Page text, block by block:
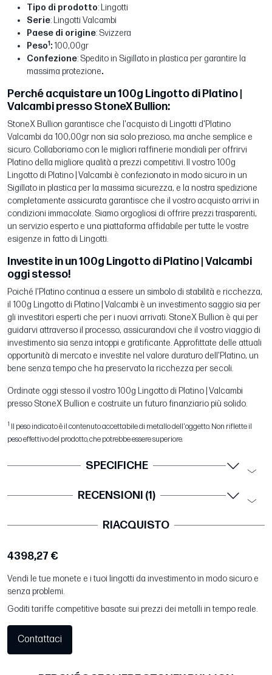
Tipo di prodotto: Lingotti
Serie: Lingotti Valcambi
Paese di origine: Svizzera
Peso1: 100,00gr
Confezione: Spedito in Sigillato in plastica per garantire la
massima protezione.
Perché acquistare un 100g Lingotto di Platino |
Valcambi presso StoneX Bullion:
StoneX Bullion garantisce che l'acquisto di Lingotti d'Platino
Valcambi da 100,00gr non sia solo prezioso, ma anche semplice e
sicuro. Collaboriamo con le migliori raffinerie mondiali per offrirvi
Platino della migliore qualità a prezzi competitivi. Il vostro 100g
Lingotto di Platino | Valcambi è confezionato in modo sicuro in un
Sigillato in plastica per la massima sicurezza, e la nostra spedizione
completamente assicurata garantisce che il vostro acquisto arrivi in
condizioni immacolate. Siamo orgogliosi di offrire prezzi trasparenti,
un servizio esperto e una piattaforma affidabile per tutte le vostre
esigenze in fatto di Lingotti.
Investite in un 100g Lingotto di Platino | Valcambi
oggi stesso!
Poiché l'Platino continua a essere un simbolo di stabilità e ricchezza,
il 100g Lingotto di Platino | Valcambi è un investimento saggio sia per
gli investitori esperti che per i nuovi arrivati. StoneX Bullion è qui per
guidarvi attraverso il processo, assicurandovi che il vostro viaggio di
investimento sia senza intoppi e gratificante. Approfittate delle attuali
opportunità di mercato e investite nel valore duraturo dell'Platino, un
bene senza tempo che ha preservato la ricchezza per secoli.
Ordinate oggi stesso il vostro 100g Lingotto di Platino | Valcambi
presso StoneX Bullion e costruite un futuro finanziario più solido.
1 Il peso indicato è il contenuto accettabile di metallo dell'oggetto. Non riflette il
peso effettivo del prodotto, che potrebbe essere superiore.
SPECIFICHE
RECENSIONI (1)
RIACQUISTO
4398,27 €
Vendi le tue monete e i tuoi lingotti da investimento in modo sicuro e
senza problemi.
Goditi tariffe competitive basate sui prezzi dei metalli in tempo reale.
Contattaci